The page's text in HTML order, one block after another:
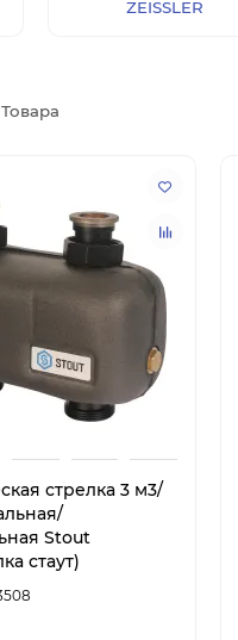
ZEISSLER
стрелка 3 м3/
Stout
стаут)